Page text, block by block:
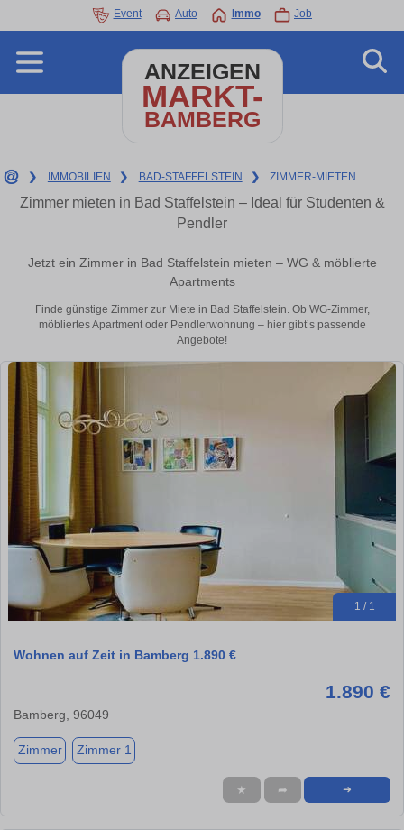
Event Auto Immo Job
ANZEIGEN
MARKT-
BAMBERG
❯ IMMOBILIEN ❯ BAD-STAFFELSTEIN ❯ ZIMMER-MIETEN
Zimmer mieten in Bad Staffelstein – Ideal für Studenten &
Pendler
Jetzt ein Zimmer in Bad Staffelstein mieten – WG & möblierte
Apartments
Finde günstige Zimmer zur Miete in Bad Staffelstein. Ob WG-Zimmer,
möbliertes Apartment oder Pendlerwohnung – hier gibt’s passende
Angebote!
1 / 1
Wohnen auf Zeit in Bamberg 1.890 €
1.890 €
Bamberg, 96049
Zimmer Zimmer 1
★ ➦ ➜